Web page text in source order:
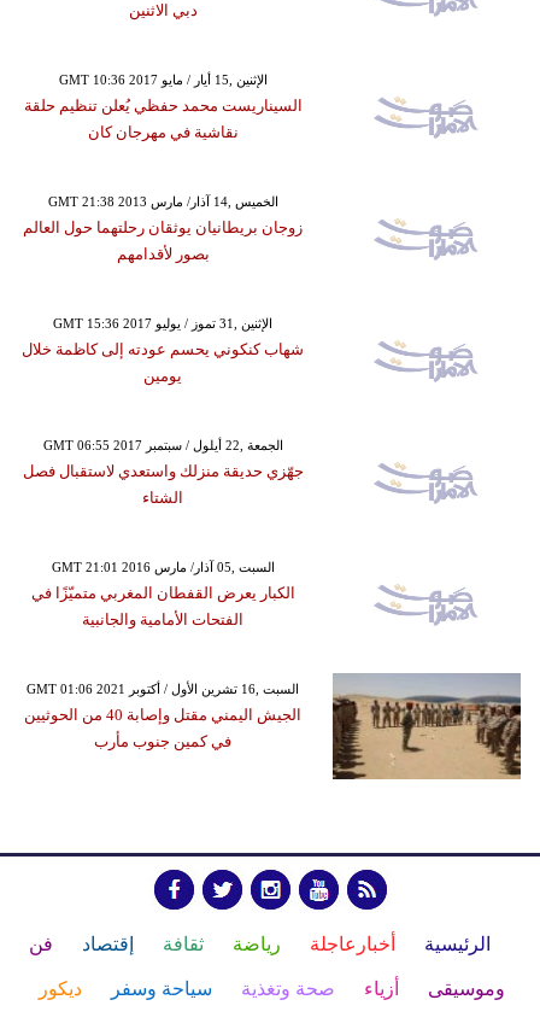
دبي الاثنين
GMT 10:36 2017 الإثنين ,15 أيار / مايو
السيناريست محمد حفظي يُعلن تنظيم حلقة
نقاشية في مهرجان كان
GMT 21:38 2013 الخميس ,14 آذار/ مارس
زوجان بريطانيان يوثقان رحلتهما حول العالم
بصور لأقدامهم
GMT 15:36 2017 الإثنين ,31 تموز / يوليو
شهاب كنكوني يحسم عودته إلى كاظمة خلال
يومين
GMT 06:55 2017 الجمعة ,22 أيلول / سبتمبر
جهّزي حديقة منزلك واستعدي لاستقبال فصل
الشتاء
GMT 21:01 2016 السبت ,05 آذار/ مارس
الكبار يعرض القفطان المغربي متميّزًا في
الفتحات الأمامية والجانبية
GMT 01:06 2021 السبت ,16 تشرين الأول / أكتوبر
الجيش اليمني مقتل وإصابة 40 من الحوثيين
في كمين جنوب مأرب
الرئيسية أخبارعاجلة رياضة ثقافة إقتصاد فن
وموسيقى أزياء صحة وتغذية سياحة وسفر ديكور